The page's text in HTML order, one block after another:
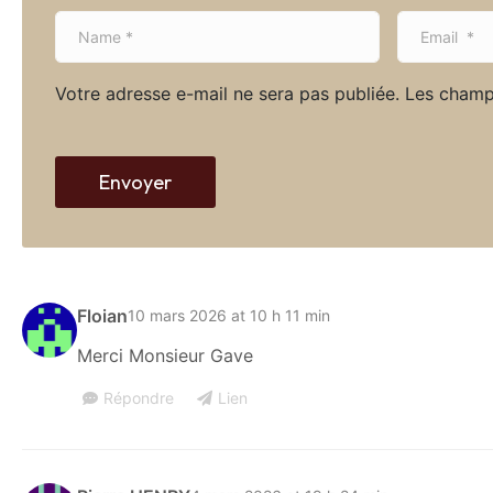
Floian10 mars 2026 at 10 h 11 min
Merci Monsieur Gave
Répondre Lien
Votre adresse e-mail ne sera pas publiée. Les
N
e
E
i
Envoyer